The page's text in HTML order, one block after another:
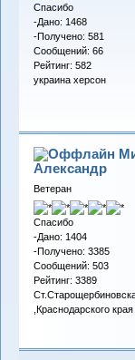
Спасибо
-Дано: 1468
-Получено: 581
Сообщений: 66
Рейтинг: 582
украина херсон
Александр
Ветеран
Спасибо
-Дано: 1404
-Получено: 3385
Сообщений: 503
Рейтинг: 3389
,Краснодарского края